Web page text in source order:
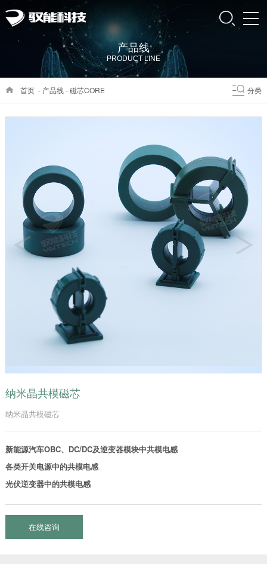
产品线
PRODUCT LINE
首页- 产品线-磁芯CORE 分类
纳米晶共模磁芯
纳米晶共模磁芯
新能源汽车OBC、DC/DC及逆变器模块中共模电感
各类开关电源中的共模电感​
光伏逆变器中的共模电感
在线咨询